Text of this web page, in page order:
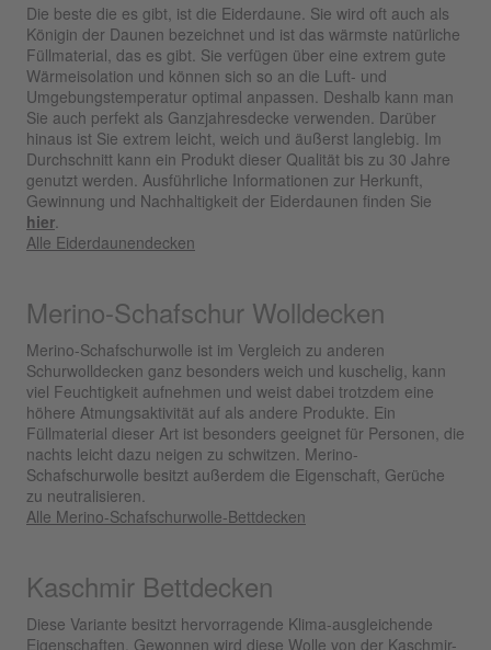
Die beste die es gibt, ist die Eiderdaune. Sie wird oft auch als
Königin der Daunen bezeichnet und ist das wärmste natürliche
Füllmaterial, das es gibt. Sie verfügen über eine extrem gute
Wärmeisolation und können sich so an die Luft- und
Umgebungstemperatur optimal anpassen. Deshalb kann man
Sie auch perfekt als Ganzjahresdecke verwenden. Darüber
hinaus ist Sie extrem leicht, weich und äußerst langlebig. Im
Durchschnitt kann ein Produkt dieser Qualität bis zu 30 Jahre
genutzt werden. Ausführliche Informationen zur Herkunft,
Gewinnung und Nachhaltigkeit der Eiderdaunen finden Sie
hier
Alle Eiderdaunendecken
Merino-Schafschur Wolldecken
Merino-Schafschurwolle ist im Vergleich zu anderen
Schurwolldecken ganz besonders weich und kuschelig, kann
viel Feuchtigkeit aufnehmen und weist dabei trotzdem eine
höhere Atmungsaktivität auf als andere Produkte. Ein
Füllmaterial dieser Art ist besonders geeignet für Personen, die
nachts leicht dazu neigen zu schwitzen. Merino-
Schafschurwolle besitzt außerdem die Eigenschaft, Gerüche
zu neutralisieren.
Alle Merino-Schafschurwolle-Bettdecken
Kaschmir Bettdecken
Diese Variante besitzt hervorragende Klima-ausgleichende
Eigenschaften. Gewonnen wird diese Wolle von der Kaschmir-